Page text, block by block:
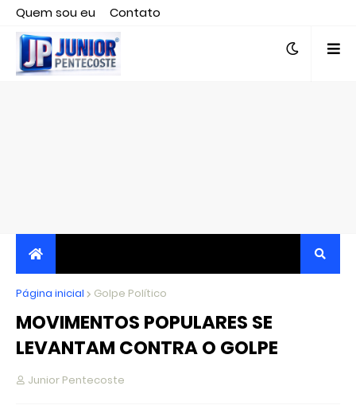
Quem sou eu
Contato
Editor responsável, jornalista Clovis Almeida.
JORNALISMO INDEPENDENTE, TRANSPARENTE E
CRÍTICO
Página inicial Golpe Político
MOVIMENTOS POPULARES SE
LEVANTAM CONTRA O GOLPE
Junior Pentecoste